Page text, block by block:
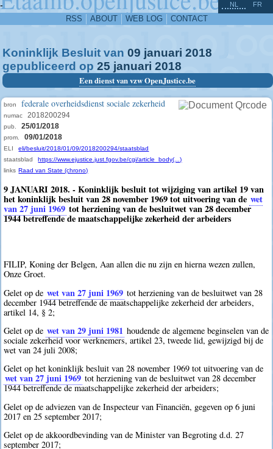
-
RSS ABOUT WEB LOG CONTACT
NL FR
Koninklijk Besluit van 09 januari 2018
gepubliceerd op 25 januari 2018
Een dienst van vzw OpenJustice.be
bron federale overheidsdienst sociale zekerheid
numac 2018200294
pub. 25/01/2018
prom. 09/01/2018
ELI
eli/besluit/2018/01/09/2018200294/staatsblad
staatsblad
https://www.ejustice.just.fgov.be/cgi/article_body(...)
links Raad van State (chrono)
9 JANUARI 2018. - Koninklijk besluit tot wijziging van artikel 19 van
het koninklijk besluit van 28 november 1969 tot uitvoering van de wet
van 27 juni 1969 tot herziening van de besluitwet van 28 december
1944 betreffende de maatschappelijke zekerheid der arbeiders
FILIP, Koning der Belgen, Aan allen die nu zijn en hierna wezen zullen,
Onze Groet.
Gelet op de wet van 27 juni 1969 tot herziening van de besluitwet van 28
december 1944 betreffende de maatschappelijke zekerheid der arbeiders,
artikel 14, § 2;
Gelet op de wet van 29 juni 1981 houdende de algemene beginselen van de
sociale zekerheid voor werknemers, artikel 23, tweede lid, gewijzigd bij de
wet van 24 juli 2008;
Gelet op het koninklijk besluit van 28 november 1969 tot uitvoering van de
wet van 27 juni 1969 tot herziening van de besluitwet van 28 december
1944 betreffende de maatschappelijke zekerheid der arbeiders;
Gelet op de adviezen van de Inspecteur van Financiën, gegeven op 6 juni
2017 en 25 september 2017;
Gelet op de akkoordbevinding van de Minister van Begroting d.d. 27
september 2017;
^